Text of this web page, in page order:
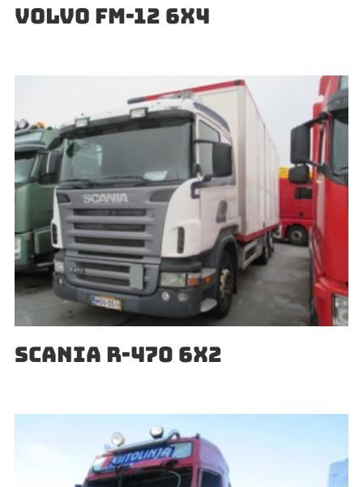
VOLVO FM-12 6X4
SCANIA R-470 6X2